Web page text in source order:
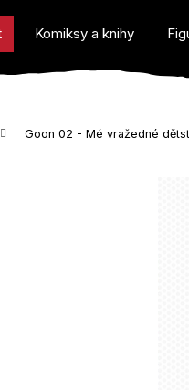
Komiksy a knihy
Goon 02 - Mé vražedné